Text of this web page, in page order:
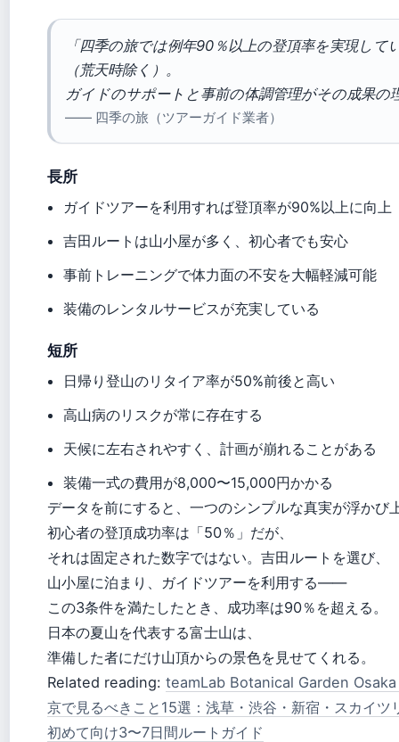
「四季の旅では例年90％以上の登頂率を実現して
（荒天時除く）。
ガイドのサポートと事前の体調管理がその成果の
—— 四季の旅（ツアーガイド業者）
長所
ガイドツアーを利用すれば登頂率が90%以上に向上
吉田ルートは山小屋が多く、初心者でも安心
事前トレーニングで体力面の不安を大幅軽減可能
装備のレンタルサービスが充実している
短所
日帰り登山のリタイア率が50%前後と高い
高山病のリスクが常に存在する
天候に左右されやすく、計画が崩れることがある
装備一式の費用が8,000〜15,000円かかる
データを前にすると、一つのシンプルな真実が浮かび
初心者の登頂成功率は「50％」だが、
それは固定された数字ではない。吉田ルートを選び、
山小屋に泊まり、ガイドツアーを利用する——
この3条件を満たしたとき、成功率は90％を超える。
日本の夏山を代表する富士山は、
準備した者にだけ山頂からの景色を見せてくれる。
Related reading: teamLab Botanical Garden Osaka
京で見るべきこと15選：浅草・渋谷・新宿・スカイツ
初めて向け3〜7日間ルートガイド